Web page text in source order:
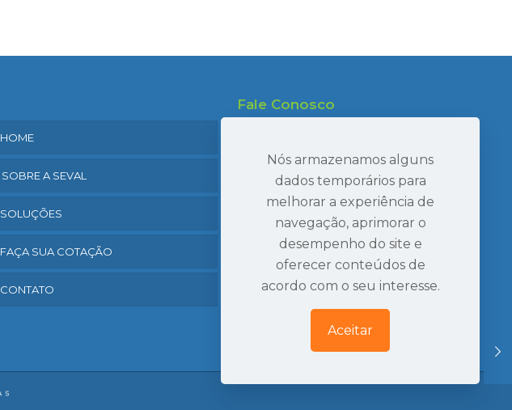
HOME
SOBRE A SEVAL
SOLUÇÕES
FAÇA SUA COTAÇÃO
CONTATO
Fale Conosco
47 3407-2269
seval@sevaltransportes.com.br
Rod. dos Móveis, 2060, Sala 05
Mato Preto, São Bento do Sul | SC
Ver Localização
Nós armazenamos alguns
dados temporários para
melhorar a experiência de
navegação, aprimorar o
desempenho do site e
oferecer conteúdos de
acordo com o seu interesse.
Aceitar